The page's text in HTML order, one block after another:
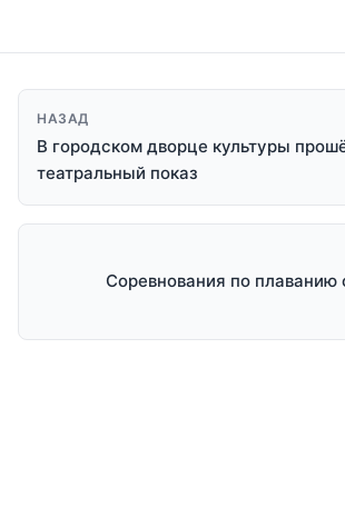
НАЗАД
В городском дворце культуры
театральный показ
Cоревнования по плаванию